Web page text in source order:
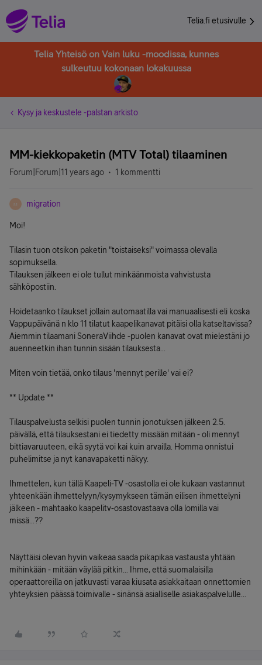
Telia.fi etusivulle
Telia Yhteisö on Vain luku -moodissa, kunnes
sulkeutuu kokonaan lokakuussa
Kysy ja keskustele -palstan arkisto
MM-kiekkopaketin (MTV Total) tilaaminen
Forum|Forum|11 years ago 1 kommentti
M migration
Moi!
Tilasin tuon otsikon paketin "toistaiseksi" voimassa olevalla
sopimuksella.
Tilauksen jälkeen ei ole tullut minkäänmoista vahvistusta
sähköpostiin.
Hoidetaanko tilaukset jollain automaatilla vai manuaalisesti eli koska
Vappupäivänä n klo 11 tilatut kaapelikanavat pitäisi olla katseltavissa?
Aiemmin tilaamani SoneraViihde -puolen kanavat ovat mielestäni jo
auenneetkin ihan tunnin sisään tilauksesta...
Miten voin tietää, onko tilaus 'mennyt perille' vai ei?
** Update **
Tilauspalvelusta selkisi puolen tunnin jonotuksen jälkeen 2.5.
päivällä, että tilauksestani ei tiedetty missään mitään - oli mennyt
bittiavaruuteen, eikä syytä voi kai kuin arvailla. Homma onnistui
puhelimitse ja nyt kanavapaketti näkyy.
Ihmettelen, kun tällä Kaapeli-TV -osastolla ei ole kukaan vastannut
yhteenkään ihmettelyyn/kysymykseen tämän eilisen ihmettelyni
jälkeen - mahtaako kaapelitv-osastovastaava olla lomilla vai
missä...??
Näyttäisi olevan hyvin vaikeaa saada pikapikaa vastausta yhtään
mihinkään - mitään väylää pitkin... Ihme, että suomalaisilla
operaattoreilla on jatkuvasti varaa kiusata asiakkaitaan onnettomien
yhteyksien päässä toimivalle - sinänsä asialliselle asiakaspalvelulle...